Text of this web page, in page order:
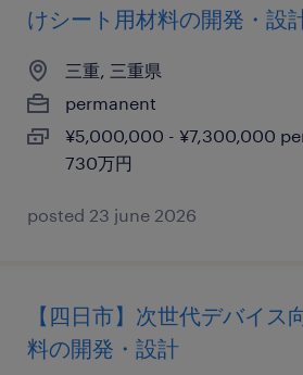
けシート用材料の開発・設
三重, 三重県
permanent
¥5,000,000 - ¥7,300,000
730万円
posted 23 june 2026
【四日市】次世代デバイス
料の開発・設計